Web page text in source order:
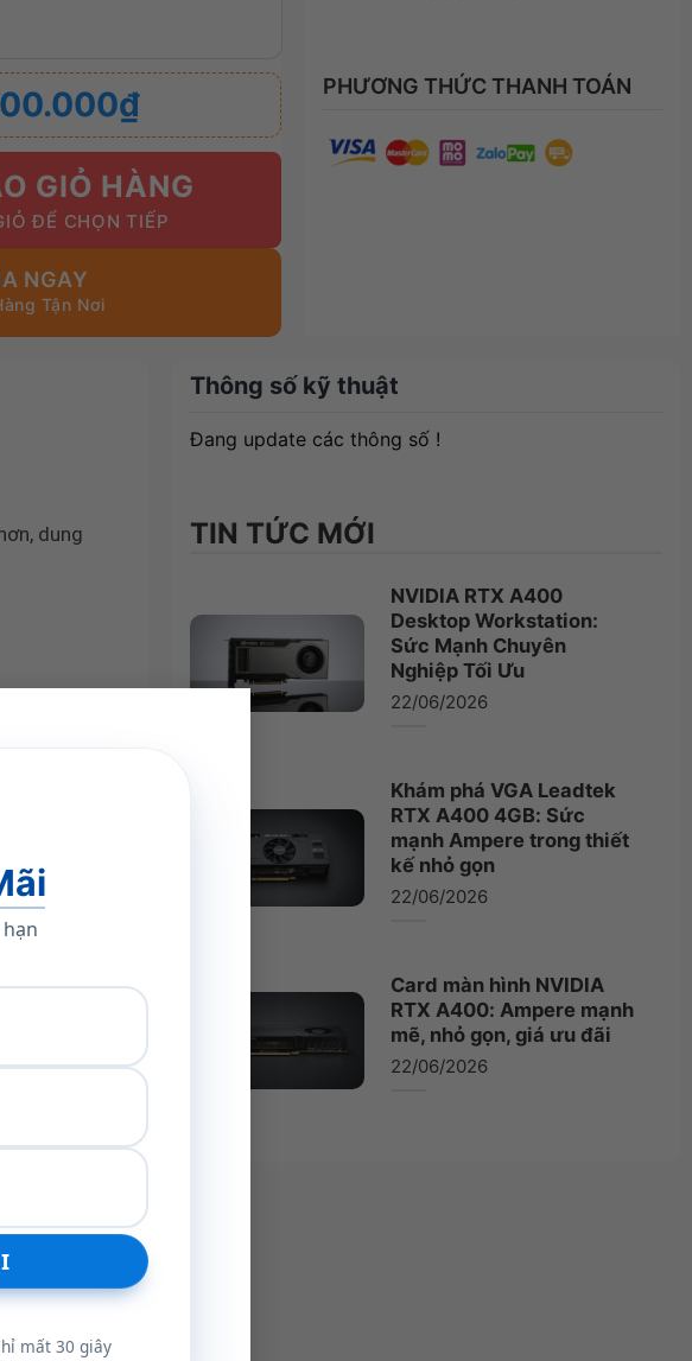
mất 30 giây
₫
GIỎ HÀNG
NGAY
PHƯƠNG THỨC THANH TOÁN
dung
dữ liệu
hiện đa tác
Thông số kỹ thuật
Đang update các thông số !
TIN TỨC MỚI
NVIDIA RTX A400
Desktop Workstation:
Sức Mạnh Chuyên
Nghiệp Tối Ưu
22/06/2026
Khám phá VGA Leadtek
RTX A400 4GB: Sức
mạnh Ampere trong thiết
kế nhỏ gọn
22/06/2026
Card màn hình NVIDIA
RTX A400: Ampere mạnh
mẽ, nhỏ gọn, giá ưu đãi
22/06/2026